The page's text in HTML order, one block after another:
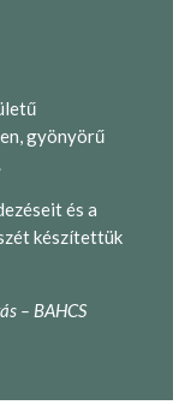
gyönyörű
és a
készítettük
– BAHCS